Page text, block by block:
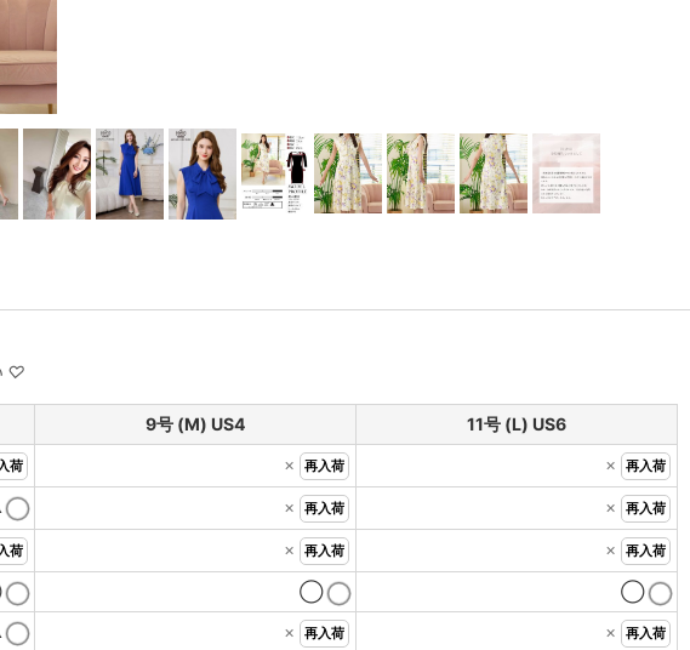
9号 (M) US4
11号 (L) US6
荷 × 再入荷 × 再入荷
× 再入荷 × 再入荷
荷 × 再入荷 × 再入荷
◯
◯
× 再入荷 × 再入荷